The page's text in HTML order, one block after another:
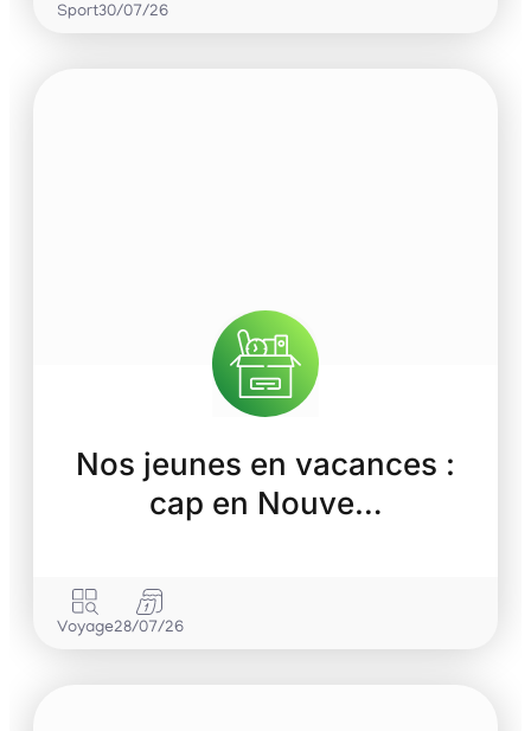
Sport30/07/26
Nos jeunes en vacances :
cap en Nouve…
Voyage28/07/26